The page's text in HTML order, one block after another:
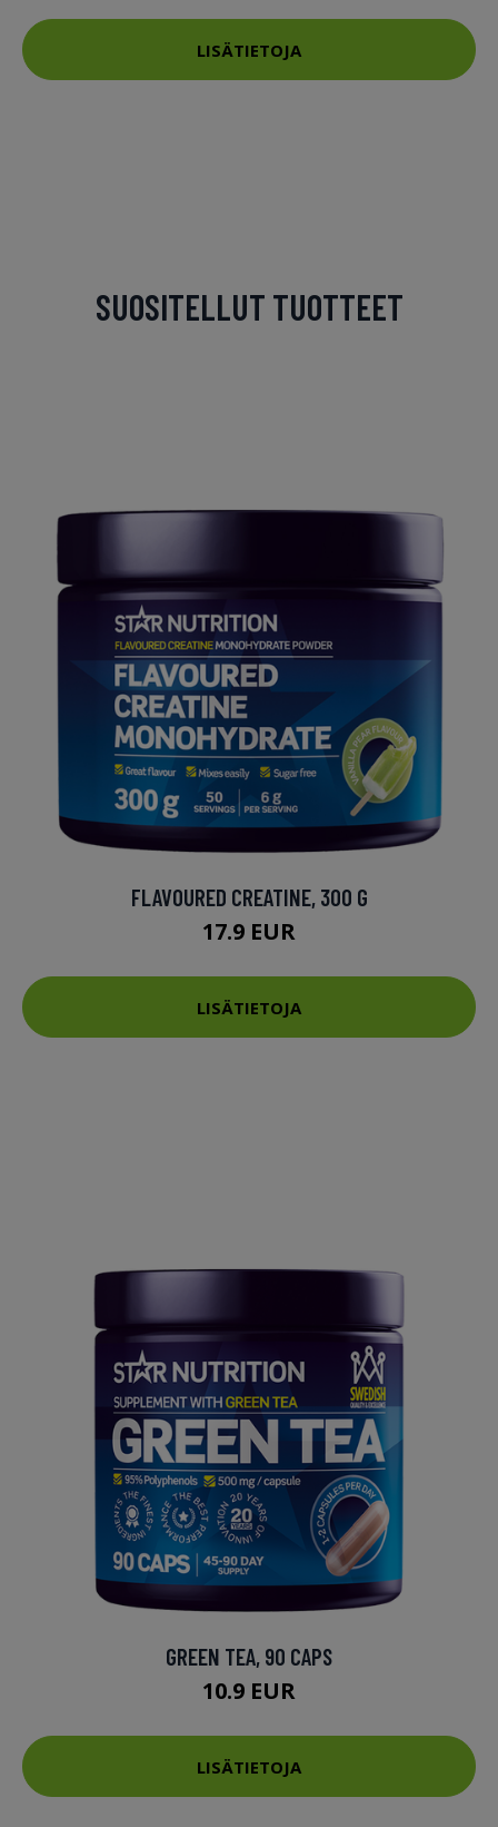
LISÄTIETOJA
SUOSITELLUT TUOTTEET
FLAVOURED CREATINE, 300 G
17.9 EUR
LISÄTIETOJA
GREEN TEA, 90 CAPS
10.9 EUR
LISÄTIETOJA